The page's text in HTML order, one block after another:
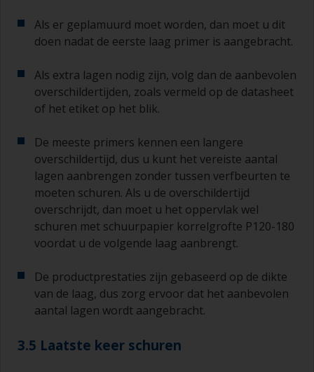
Als er geplamuurd moet worden, dan moet u dit
doen nadat de eerste laag primer is aangebracht.
Als extra lagen nodig zijn, volg dan de aanbevolen
overschildertijden, zoals vermeld op de datasheet
of het etiket op het blik.
De meeste primers kennen een langere
overschildertijd, dus u kunt het vereiste aantal
lagen aanbrengen zonder tussen verfbeurten te
moeten schuren. Als u de overschildertijd
overschrijdt, dan moet u het oppervlak wel
schuren met schuurpapier korrelgrofte P120-180
voordat u de volgende laag aanbrengt.
De productprestaties zijn gebaseerd op de dikte
van de laag, dus zorg ervoor dat het aanbevolen
aantal lagen wordt aangebracht.
3.5 Laatste keer schuren